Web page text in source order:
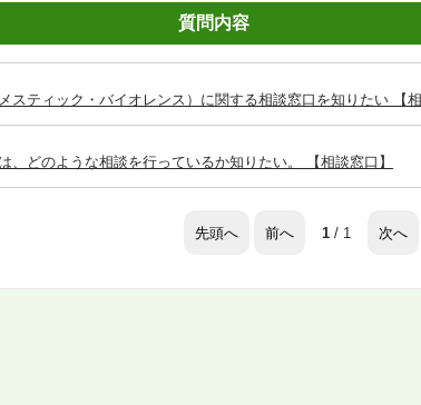
質問内容
スティック・バイオレンス）に関する相談窓口を知りたい 【相
、どのような相談を行っているか知りたい。 【相談窓口】
先頭へ 前へ 1 / 1 次へ